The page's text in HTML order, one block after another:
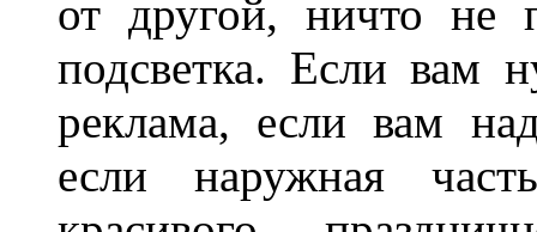
от другой, ничто не
подсветка. Если вам
реклама, если вам
если наружная